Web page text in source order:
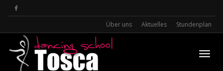
Über uns Aktuelles Stundenplan